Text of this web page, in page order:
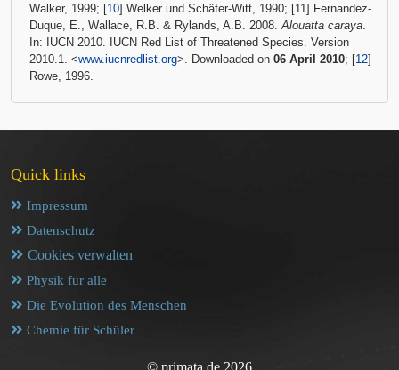
Walker, 1999; [10] Welker und Schäfer-Witt, 1990; [11] Fernandez-
Duque, E., Wallace, R.B. & Rylands, A.B. 2008.Alouatta caraya.
In: IUCN 2010. IUCN Red List of Threatened Species. Version
2010.1. <www.iucnredlist.org>. Downloaded on 06 April 2010; [12]
Rowe, 1996.
Quick links
Impressum
Datenschutz
Cookies verwalten
Physik für alle
Die Evolution des Menschen
Chemie für Schüler